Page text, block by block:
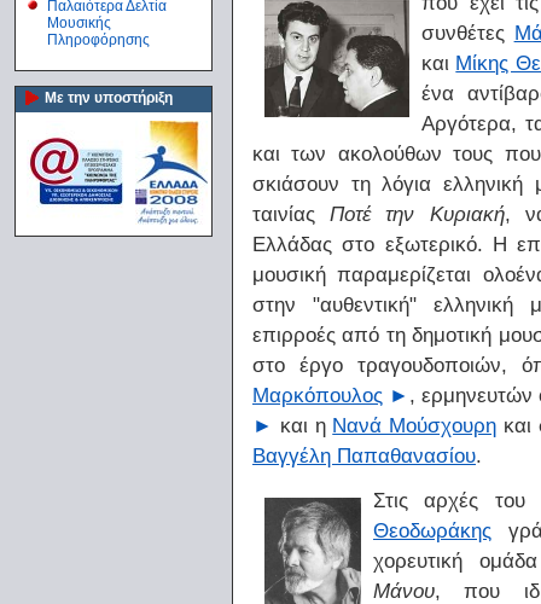
Παλαιότερα Δελτία
Μουσικής
Πληροφόρησης
Με την υποστήριξη
συνθέτες
και Μίκης
ένα
Αργότερα,
και των ακολούθων τους
σκιάσουν τη λόγια
ταινίαςΠοτέ την Κυριακή,
Ελλάδας στο εξωτερικό. Η
μουσική παραμερίζεται
στην "αυθεντική"
επιρροές από τη δημοτική
στο έργο τραγουδοποιών,
Μαρκόπουλος ► ,
► και η Νανά Μούσχουρη
Βαγγέλη Παπαθανασίου.
Στις αρχές
Θεοδωράκης
χορευτική
Μάνου, που